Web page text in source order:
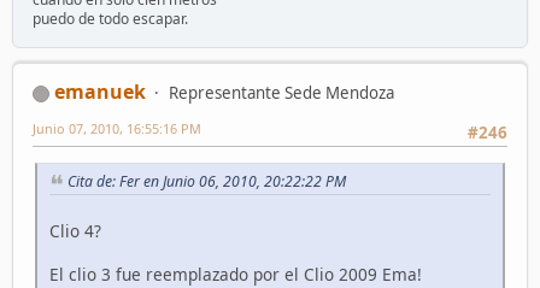
puedo de todo escapar.
emanuek
Representante Sede Mendoza
#246
Junio 07, 2010, 16:55:16 PM
Cita de: Fer en Junio 06, 2010, 20:22:22 PM
Clio 4?
El clio 3 fue reemplazado por el Clio 2009 Ema!